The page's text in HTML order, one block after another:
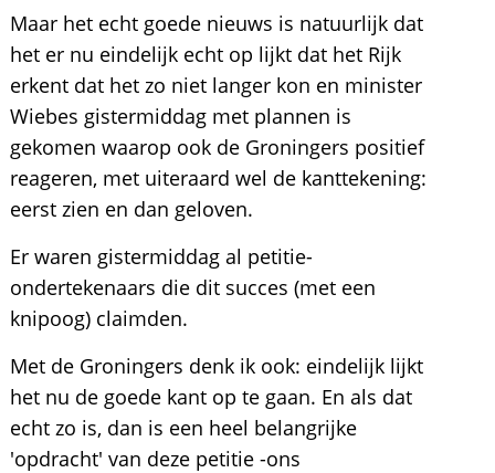
Maar het echt goede nieuws is natuurlijk dat
het er nu eindelijk echt op lijkt dat het Rijk
erkent dat het zo niet langer kon en minister
Wiebes gistermiddag met plannen is
gekomen waarop ook de Groningers positief
reageren, met uiteraard wel de kanttekening:
eerst zien en dan geloven.
Er waren gistermiddag al petitie-
ondertekenaars die dit succes (met een
knipoog) claimden.
Met de Groningers denk ik ook: eindelijk lijkt
het nu de goede kant op te gaan. En als dat
echt zo is, dan is een heel belangrijke
'opdracht' van deze petitie -ons